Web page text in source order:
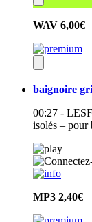
WAV 6,00€
baignoire
00:27 -
isolés – pour
MP3 2,40€